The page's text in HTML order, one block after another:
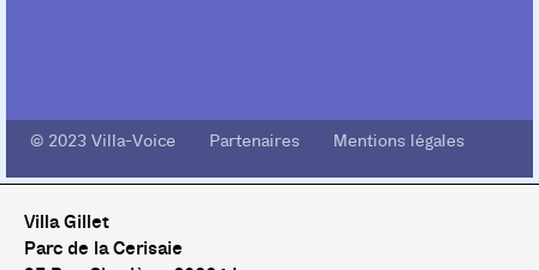
© 2023 Villa-Voice Partenaires Mentions légales
Villa Gillet
Parc de la Cerisaie